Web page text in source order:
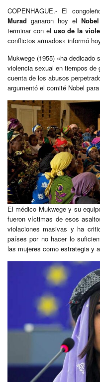
COPENHAGUE.- El
Murad ganaron hoy el
terminar con el uso de la
conflictos armados» informó
Mukwege (1955) «ha
violencia sexual en tiempos de
cuenta de los abusos
argumentó el comité Nobel
El médico Mukwege y su
fueron víctimas de esos
violaciones masivas y ha
países por no hacer lo
las mujeres como estrategia y